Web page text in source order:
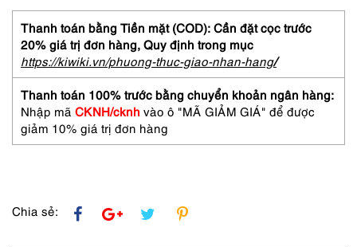
tay/
đeo
chéo-
CHARLES
JOURDAN
handbag/shoulder
bag-
Mới/chưa
sử
Thanh toán bằng Tiền mặt (COD): Cần đặt cọc trước
20% giá trị đơn hàng, Quy định trong mục
https://kiwiki.vn/phuong-thuc-giao-nhan-hang/
Thanh toán 100% trước bằng chuyển khoản ngân hàng:
Nhập mã CKNH/cknh vào ô "MÃ GIẢM GIÁ" để được
giảm 10% giá trị đơn hàng
Chia sẻ: